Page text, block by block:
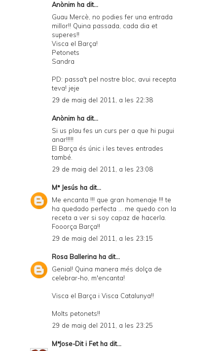
Anònim ha dit...
Guau Mercè, no podies fer una entrada
millor!! Quina passada, cada dia et
superes!!
Visca el Barça!
Petonets
Sandra
PD: passa't pel nostre bloc, avui recepta
teva! jeje
29 de maig del 2011, a les 22:38
Anònim ha dit...
Si us plau fes un curs per a que hi pugui
anar!!!!!
El Barça és únic i les teves entrades
també.
29 de maig del 2011, a les 23:08
Mª Jesús ha dit...
Me encanta !!! que gran homenaje !!! te
ha quedado perfecta ... me quedo con la
receta a ver si soy capaz de hacerla.
Fooorça Barça!!
29 de maig del 2011, a les 23:15
Rosa Ballerina ha dit...
Genial! Quina manera més dolça de
celebrar-ho, m'encanta!
Visca el Barça i Visca Catalunya!!
Molts petonets!!
29 de maig del 2011, a les 23:25
MªJose-Dit i Fetha dit...